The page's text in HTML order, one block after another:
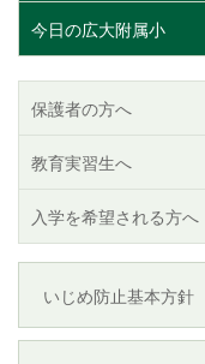
今日の広大附属小
保護者の方へ
教育実習生へ
入学を希望される方へ
いじめ防止基本方針